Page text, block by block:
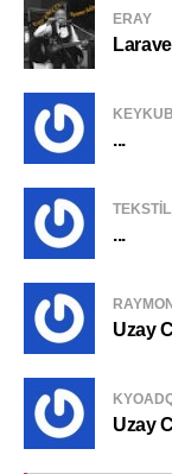
ERAY
...
...
Uzay
Uzay